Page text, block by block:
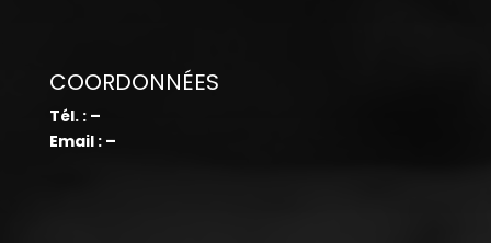
COORDONNÉES
Tél. : –
Email : –